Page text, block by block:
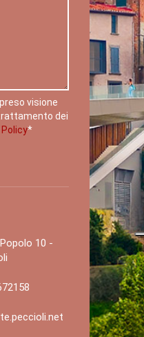
visione
dei
Policy*
10 -